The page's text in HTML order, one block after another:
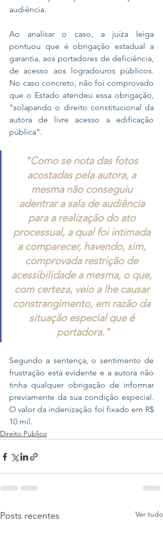
audiência.
Ao analisar o caso, a juíza leiga
pontuou que é obrigação estadual a
garantia, aos portadores de deficiência,
de acesso aos logradouros públicos.
No caso concreto, não foi comprovado
que o Estado atendeu essa obrigação,
"solapando o direito constitucional da
autora de livre acesso a edificação
pública".
"Como se nota das fotos
acostadas pela autora, a
mesma não conseguiu
adentrar a sala de audiência
para a realização do ato
processual, a qual foi intimada
a comparecer, havendo, sim,
comprovada restrição de
acessibilidade a mesma, o que,
com certeza, veio a lhe causar
constrangimento, em razão da
situação especial que é
portadora."
Segundo a sentença, o sentimento de
frustração está evidente e a autora não
tinha qualquer obrigação de informar
previamente da sua condição especial.
O valor da indenização foi fixado em R$
10 mil.
Direito Público
Posts recentes Ver tudo